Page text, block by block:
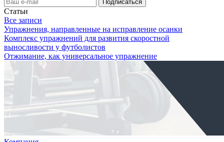
Статьи
Все записи
Упражнения, направленные на исправление осанки
Комплекс упражнений для развития скоростной
выносливости у футболистов
Отжимание, как универсальное упражнение